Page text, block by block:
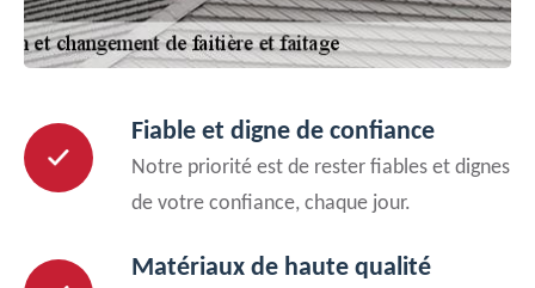
Fiable et digne de confiance
Notre priorité est de rester fiables et dignes
de votre confiance, chaque jour.
Matériaux de haute qualité